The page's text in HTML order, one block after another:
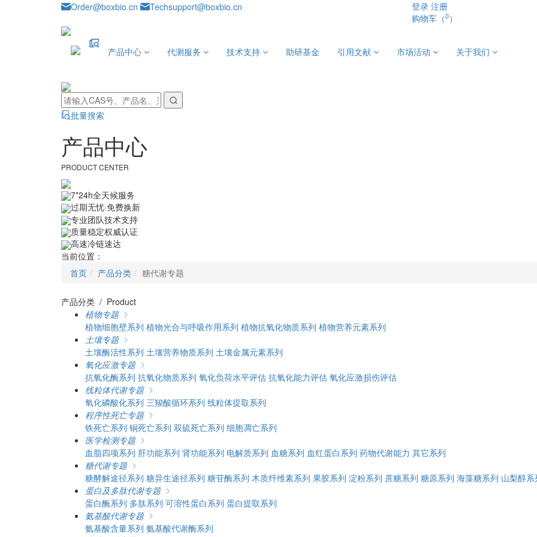
Order@boxbio.cn Techsupport@boxbio.cn 登录 注册
购物车（0）
产品中心 代测服务 技术支持 助研基金 引用文献 市场活动 关于我们
批量搜索
产品中心
PRODUCT CENTER
7*24h全天候服务
过期无忧·免费换新
专业团队技术支持
质量稳定权威认证
高速冷链速达
当前位置：
首页
产品分类 糖代谢专题
产品分类 / Product
植物专题
植物细胞壁系列 植物光合与呼吸作用系列 植物抗氧化物质系列 植物营养元素系列
土壤专题
土壤酶活性系列 土壤营养物质系列 土壤金属元素系列
氧化应激专题
抗氧化酶系列 抗氧化物质系列 氧化负荷水平评估 抗氧化能力评估 氧化应激损伤评估
线粒体代谢专题
氧化磷酸化系列 三羧酸循环系列 线粒体提取系列
程序性死亡专题
铁死亡系列 铜死亡系列 双硫死亡系列 细胞凋亡系列
医学检测专题
血脂四项系列 肝功能系列 肾功能系列 电解质系列 血糖系列 血红蛋白系列 药物代谢能力 其它系列
糖代谢专题
糖酵解途径系列 糖异生途径系列 糖苷酶系列 木质纤维素系列 果胶系列 淀粉系列 蔗糖系列 糖原系列 海藻糖系列 山梨醇系
蛋白及多肽代谢专题
蛋白酶系列 多肽系列 可溶性蛋白系列 蛋白提取系列
氨基酸代谢专题
氨基酸含量系列 氨基酸代谢酶系列